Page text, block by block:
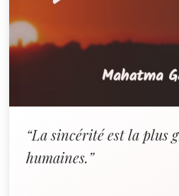
“La sincérité est la plus
humaines.”